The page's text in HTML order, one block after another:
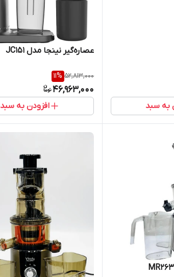
به سبد
عصاره‌گیر نینجا مدل JC151
52,813,000
11%
46,963,000
افزودن به سبد